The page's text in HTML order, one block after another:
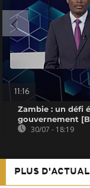
11:16
Zambie : un défi
gouvernement
30/07 - 18:19
PLUS